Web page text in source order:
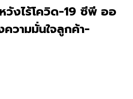
วังไร้โควิด-19 ซีพี ออ
วามมั่นใจลูกค้า-